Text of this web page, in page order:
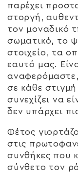
παρέχει
στοργή,
τον μοναδικό
σωματικό, το
στοιχείο, τα
εαυτό μας.
σε κάθε
συνεχίζει να
δεν υπάρχει
Φέτος
στις
συνθήκες που
σύνθετο τον